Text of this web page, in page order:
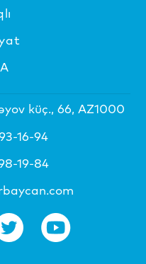
küç., 66, AZ1000
16-94
19-84